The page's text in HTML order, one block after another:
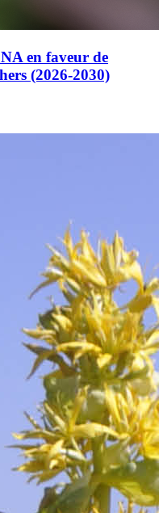
en faveur de
(2026-2030)